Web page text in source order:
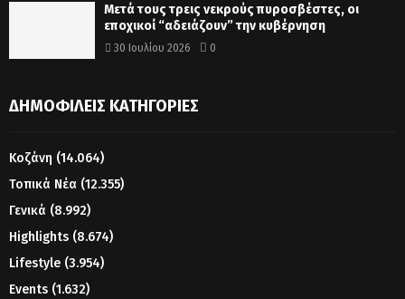
Μετά τους τρεις νεκρούς πυροσβέστες, οι
εποχικοί “αδειάζουν” την κυβέρνηση
30 Ιουλίου 2026 0
ΔΗΜΟΦΙΛΕΊΣ ΚΑΤΗΓΟΡΊΕΣ
Κοζάνη (14.064)
Τοπικά Νέα (12.355)
Γενικά (8.992)
Highlights (8.674)
Lifestyle (3.954)
Events (1.632)